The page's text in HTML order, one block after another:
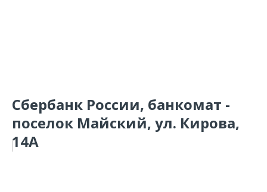
Сбербанк России, банкомат -
поселок Майский, ул. Кирова,
14А